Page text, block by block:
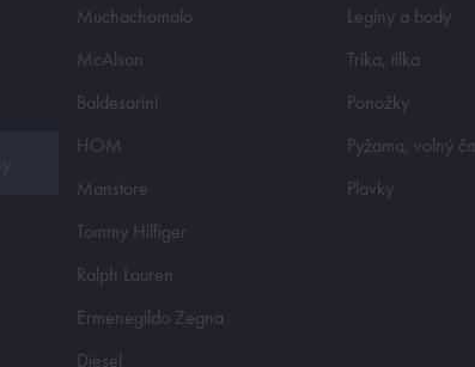
Muchachomalo
McAlson
Baldesarini
HOM
Manstore
Tommy Hilfiger
Ralph Lauren
Ermenegildo Zegna
Diesel
Legíny a body
Trika, tilka
Ponožky
Pyžama, volný
Plavky